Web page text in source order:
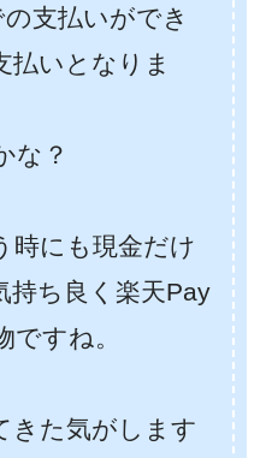
支払いができ
払いとなりま
な？
時にも現金だけ
持ち良く楽天Pay
すね。
きた気がします